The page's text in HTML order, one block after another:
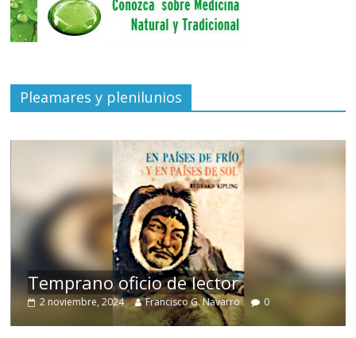
Pleamares y plenilunios
Temprano oficio de lector
2 noviembre, 2024 Francisco G. Navarro 0